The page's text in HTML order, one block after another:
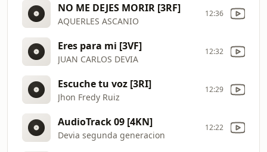
NO ME DEJES MORIR [3RF]
AQUERLES ASCANIO
12:36
Eres para mi [3VF]
JUAN CARLOS DEVIA
12:32
Escuche tu voz [3RI]
Jhon Fredy Ruiz
12:29
AudioTrack 09 [4KN]
Devia segunda generacion
12:22